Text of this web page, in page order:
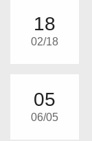
18
02/18
05
06/05